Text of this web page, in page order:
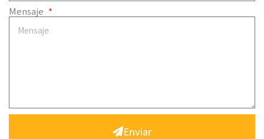
Mensaje
Enviar